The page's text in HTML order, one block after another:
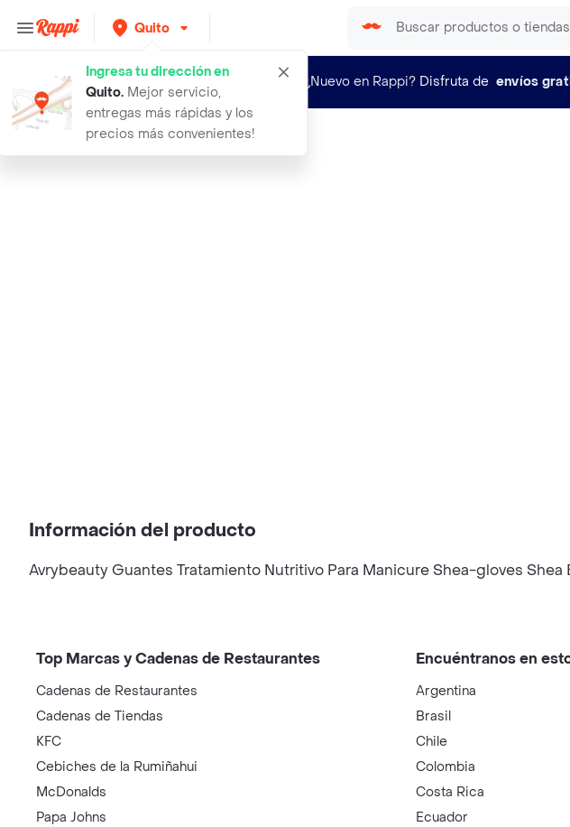
Quito
Ingresa tu dirección en
Quito. Mejor servicio,
entregas más rápidas y los
precios más convenientes!
¿Nuevo en Rappi? Disfruta de envíos
avrybeauty guantes tratamiento nutr
Información del producto
Avrybeauty Guantes Tratamiento Nutritivo Para Manicure Shea-gloves Shea
Top Marcas y Cadenas de Restaurantes
Cadenas de Restaurantes
Cadenas de Tiendas
KFC
Cebiches de la Rumiñahui
McDonalds
Papa Johns
Encuéntranos en
Argentina
Brasil
Chile
Colombia
Costa Rica
Ecuador